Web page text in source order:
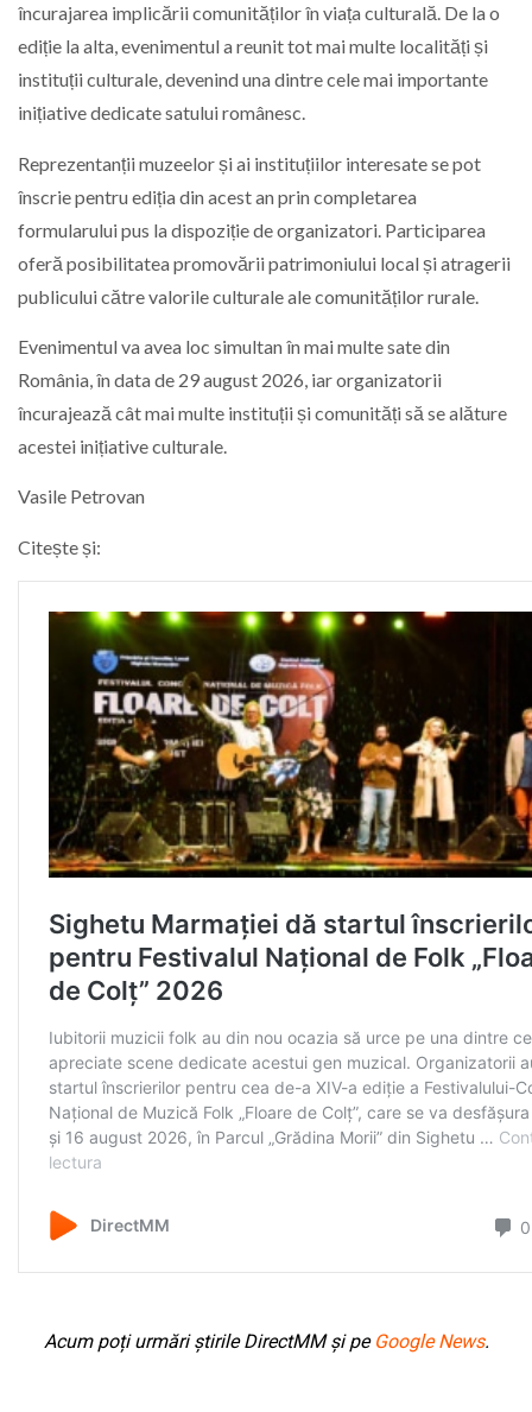
încurajarea implicării comunităților în viața culturală. De la o
ediție la alta, evenimentul a reunit tot mai multe localități și
instituții culturale, devenind una dintre cele mai importante
inițiative dedicate satului românesc.
Reprezentanții muzeelor și ai instituțiilor interesate se pot
înscrie pentru ediția din acest an prin completarea
formularului pus la dispoziție de organizatori. Participarea
oferă posibilitatea promovării patrimoniului local și atragerii
publicului către valorile culturale ale comunităților rurale.
Evenimentul va avea loc simultan în mai multe sate din
România, în data de 29 august 2026, iar organizatorii
încurajează cât mai multe instituții și comunități să se alăture
acestei inițiative culturale.
Vasile Petrovan
Citește și:
Acum poți urmări știrile DirectMM și pe Google News.